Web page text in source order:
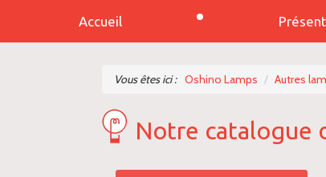
Accueil
Vous êtes ici : Oshino Lamps Autres
Notre catalogue